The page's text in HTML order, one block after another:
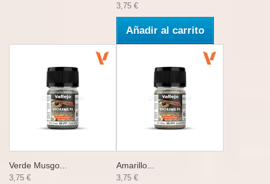
3,75 €
Añadir al carrito
Verde Musgo...
3,75 €
Amarillo...
3,75 €